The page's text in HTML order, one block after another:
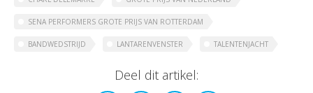
SENA PERFORMERS GROTE PRIJS VAN ROTTERDAM
BANDWEDSTRIJD LANTARENVENSTER TALENTENJACHT
Deel dit artikel: